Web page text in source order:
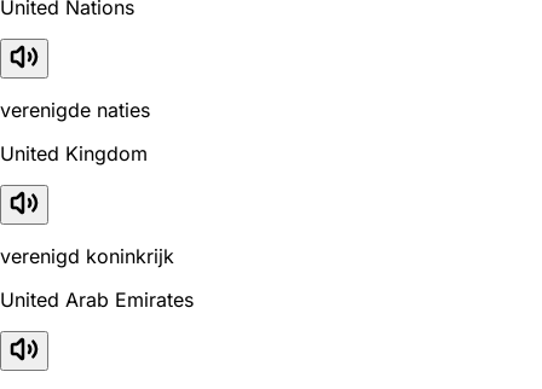
United Nations
verenigde naties
United Kingdom
verenigd koninkrijk
United Arab Emirates